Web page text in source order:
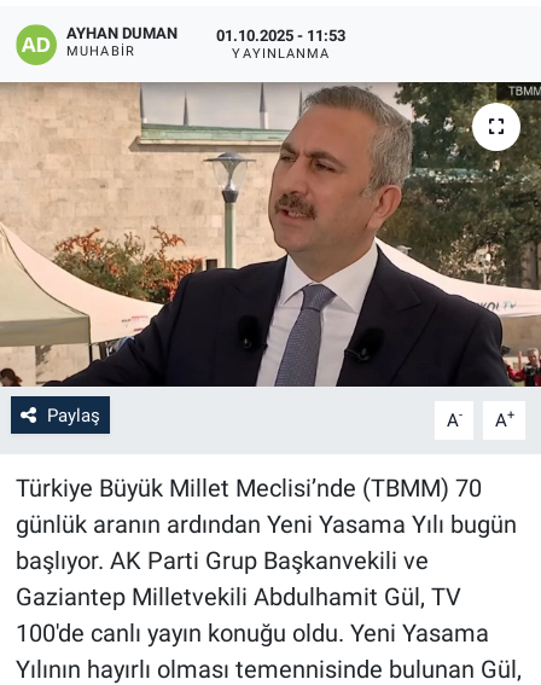
AYHAN DUMAN
MUHABIR
01.10.2025 - 11:53
YAYINLANMA
Paylaş A- A+
Türkiye Büyük Millet Meclisi’nde (TBMM) 70
günlük aranın ardından Yeni Yasama Yılı bugün
başlıyor. AK Parti Grup Başkanvekili ve
Gaziantep Milletvekili Abdulhamit Gül, TV
100'de canlı yayın konuğu oldu. Yeni Yasama
Yılının hayırlı olması temennisinde bulunan Gül,